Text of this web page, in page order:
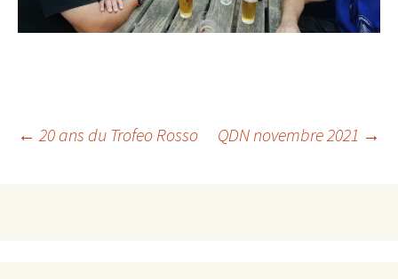
Navigation
← 20 ans du Trofeo Rosso QDN novembre 2021 →